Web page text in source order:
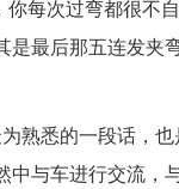
每次过弯都很
最后那五连发
熟悉的一段话，
与车进行交流